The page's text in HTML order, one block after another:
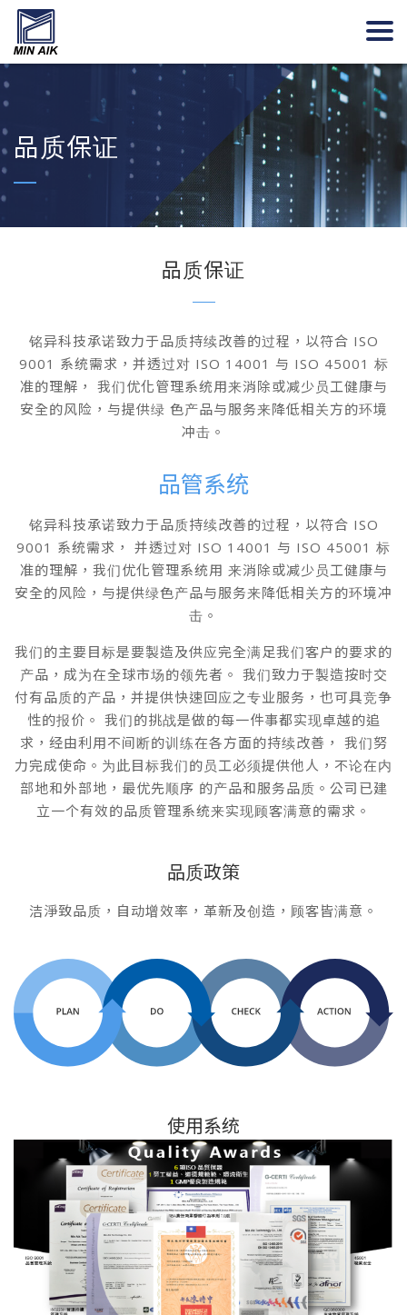
品质保证
品质保证
铭异科技承诺致力于品质持续改善的过程，以符合 ISO
9001 系统需求，并透过对 ISO 14001 与 ISO 45001 标
准的理解， 我们优化管理系统用来消除或减少员工健康与
安全的风险，与提供绿 色产品与服务来降低相关方的环境
冲击。
品管系统
铭异科技承诺致力于品质持续改善的过程，以符合 ISO
9001 系统需求， 并透过对 ISO 14001 与 ISO 45001 标
准的理解，我们优化管理系统用 来消除或减少员工健康与
安全的风险，与提供绿色产品与服务来降低相关方的环境冲
击。
我们的主要目标是要製造及供应完全满足我们客户的要求的
产品，成为在全球市场的领先者。 我们致力于製造按时交
付有品质的产品，并提供快速回应之专业服务，也可具竞争
性的报价。 我们的挑战是做的每一件事都实现卓越的追
求，经由利用不间断的训练在各方面的持续改善， 我们努
力完成使命。为此目标我们的员工必须提供他人，不论在内
部地和外部地，最优先顺序 的产品和服务品质。公司已建
立一个有效的品质管理系统来实现顾客满意的需求。
品质政策
洁淨致品质，自动增效率，革新及创造，顾客皆满意。
使用系统